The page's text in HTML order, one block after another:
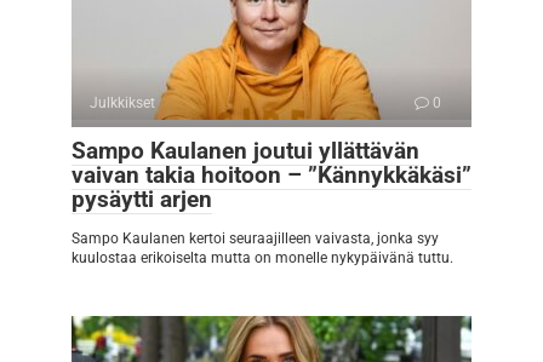
Julkkikset 0
Sampo Kaulanen joutui yllättävän
vaivan takia hoitoon – ”Kännykkäkäsi”
pysäytti arjen
Sampo Kaulanen kertoi seuraajilleen vaivasta, jonka syy
kuulostaa erikoiselta mutta on monelle nykypäivänä tuttu.